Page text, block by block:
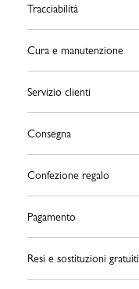
Tracciabilità
Cura e manutenzione
Servizio clienti
Consegna
Confezione regalo
Pagamento
Resi e sostituzioni gratuiti